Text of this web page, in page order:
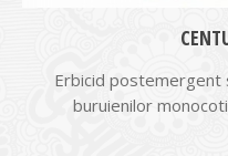
Erbicid
buruienilor